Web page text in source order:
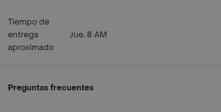
Tiempo de
entrega
aproximado
Jue, 8 AM
Preguntas frecuentes